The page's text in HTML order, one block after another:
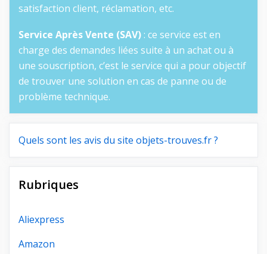
satisfaction client, réclamation, etc.
Service Après Vente (SAV) : ce service est en
charge des demandes liées suite à un achat ou à
une souscription, c’est le service qui a pour objectif
de trouver une solution en cas de panne ou de
problème technique.
Quels sont les avis du site objets-trouves.fr ?
Rubriques
Aliexpress
Amazon